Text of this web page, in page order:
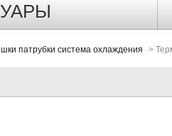
патрубки система охлаждения >